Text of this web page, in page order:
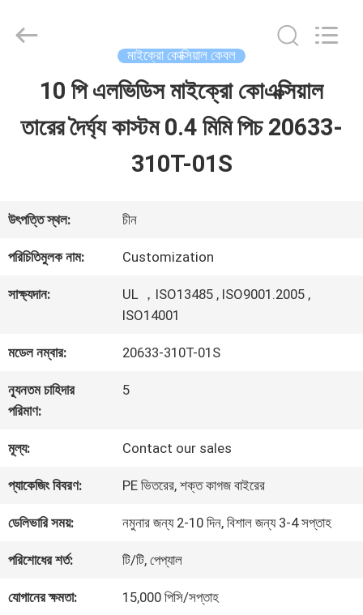
ভিডিও
আমাদের
সম্বন্ধে
কারখানা
পরিদর্শন
গুণমান
নিয়ন্ত্রণ
আমাদের
সাথে
Media
Reserved.
মাইক্রো কোক্সিয়াল কেবল
10 পি এলভিডিস মাইক্রো কোএক্সিয়াল
তারের দৈর্ঘ্য কাস্টম 0.4 মিমি পিচ 20633-
310T-01S
উৎপত্তি স্থল: চীন
পরিচিতিমুলক নাম: Customization
সাক্ষ্যদান:
UL ，ISO13485 , ISO9001.2005 ,
ISO14001
মডেল নম্বার: 20633-310T-01S
ন্যূনতম চাহিদার
পরিমাণ:
5
মূল্য: Contact our sales
প্যাকেজিং বিবরণ: PE ভিতরের, শক্ত কাগজ বাইরের
ডেলিভারি সময়: নমুনার জন্য 2-10 দিন, বিশাল জন্য 3-4 সপ্তাহ
পরিশোধের শর্ত: টি/টি, পেপ্যাল
যোগানের ক্ষমতা: 15,000 পিসি/সপ্তাহ